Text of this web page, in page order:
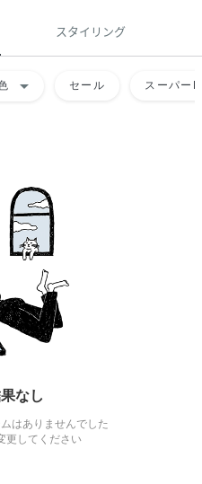
スタイリング
arrow_drop_down セール スーパー
なし
はありませんでした
更してください